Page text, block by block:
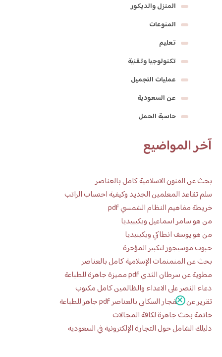
المنزل والديكور
المنوعات
تعليم
تكنولوجيا وتقنية
عمليات التجميل
عن السعودية
حاسبة الحمل
آخر المواضيع
بحث عن الفنون الاسلامية كامل بالعناصر
سلم تقاعد المعلمين الجديد وكيفية احتساب الراتب
خريطة مفاهيم النظام الشمسي pdf
من هو سامر اسماعيل ويكيبيديا
من هو يوسف انطاكي ويكيبيديا
حبوب موسيجور لتكبير المؤخرة
بحث عن المنمنمات الإسلامية كامل بالعناصر
مطوية عن سرطان الثدي pdf مميزة جاهزة للطباعة
دعاء النصر على الاعداء والظالمين كامل مكتوب
تقرير عن الانفجار السكاني بالعناصر pdf جاهز للطباعة
خاتمة بحث جاهزة لكافة المجالات
دليلك الشامل حول التجارة الإلكترونية في السعودية